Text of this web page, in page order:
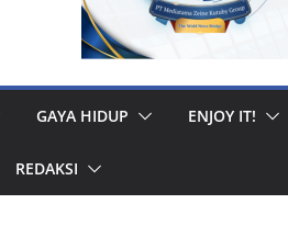
GAYA HIDUP ENJOY IT!
REDAKSI